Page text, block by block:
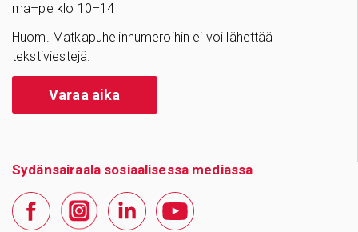
ma–pe klo 10–14
Huom. Matkapuhelinnumeroihin ei voi lähettää
tekstiviestejä.
Varaa aika
Sydänsairaala sosiaalisessa mediassa